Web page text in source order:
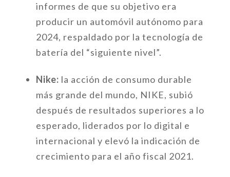
informes de que su objetivo era
producir un automóvil autónomo para
2024, respaldado por la tecnología de
batería del “siguiente nivel”.
Nike: la acción de consumo durable
más grande del mundo, NIKE, subió
después de resultados superiores a lo
esperado, liderados por lo digital e
internacional y elevó la indicación de
crecimiento para el año fiscal 2021.